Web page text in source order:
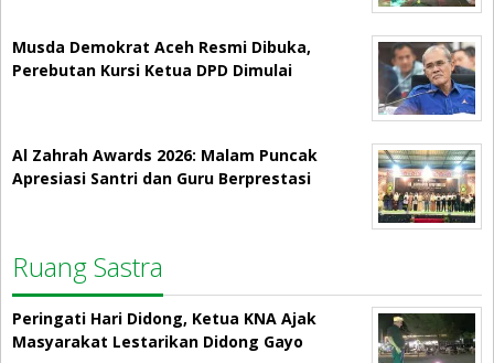
Musda Demokrat Aceh Resmi Dibuka,
Perebutan Kursi Ketua DPD Dimulai
Al Zahrah Awards 2026: Malam Puncak
Apresiasi Santri dan Guru Berprestasi
Ruang Sastra
Peringati Hari Didong, Ketua KNA Ajak
Masyarakat Lestarikan Didong Gayo